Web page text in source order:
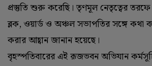
প্রস্তুতি শুরু করেছি। তৃণমূল নেতৃত্বের তরফে
ব্লক, ওয়ার্ড ও অঞ্চল সভাপতির সঙ্গে কথা
করার আহ্বান জানান হয়েছে।
বৃহস্পতিবারের এই রূজভবন অভিযান